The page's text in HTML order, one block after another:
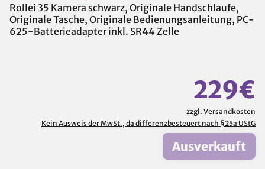
Rollei 35 Kamera schwarz, Originale Handschlaufe,
Originale Tasche, Originale Bedienungsanleitung, PC-
625-Batterieadapter inkl. SR44 Zelle
229€
zzgl. Versandkosten
Kein Ausweis der MwSt., da differenzbesteuert nach §25a UStG
Ausverkauft